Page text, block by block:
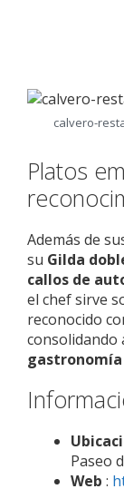
calvero-
Platos
Además de
su Gilda
callos de
el chef sirve
reconocido
consolidando
Paseo
Web :